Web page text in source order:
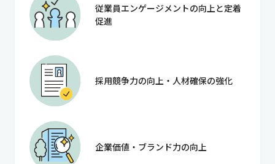
従業員エンゲージメントの向上と定着
促進
採用競争力の向上・人材確保の強化
企業価値・ブランド力の向上